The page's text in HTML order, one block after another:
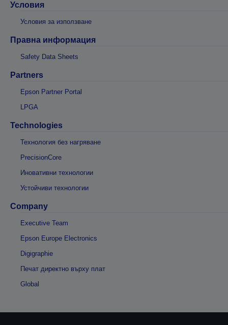
Условия
Условия за използване
Правна информация
Safety Data Sheets
Partners
Epson Partner Portal
LPGA
Technologies
Технология без нагряване
PrecisionCore
Иновативни технологии
Устойчиви технологии
Company
Executive Team
Epson Europe Electronics
Digigraphie
Печат директно върху плат
Global